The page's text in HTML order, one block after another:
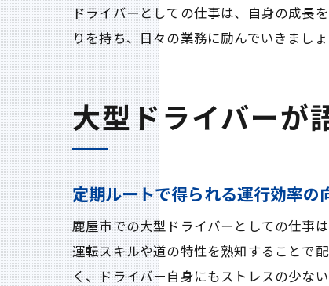
ドライバーとしての仕事は、自身の成長
りを持ち、日々の業務に励んでいきましょ
大型ドライバーが
定期ルートで得られる運行効率の
鹿屋市での大型ドライバーとしての仕事
運転スキルや道の特性を熟知することで
く、ドライバー自身にもストレスの少な